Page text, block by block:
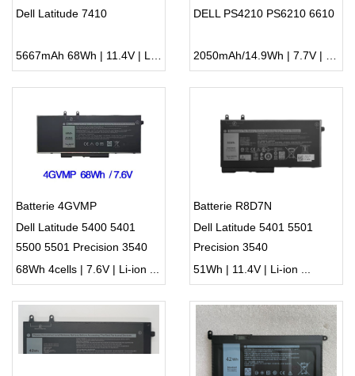
Dell Latitude 7410
5667mAh 68Wh | 11.4V | Li-ion ...
DELL PS4210 PS6210 6610
2050mAh/14.9Wh | 7.7V | Li-ion ...
Batterie 4GVMP
Dell Latitude 5400 5401
5500 5501 Precision 3540
68Wh 4cells | 7.6V | Li-ion ...
Batterie R8D7N
Dell Latitude 5401 5501
Precision 3540
51Wh | 11.4V | Li-ion ...